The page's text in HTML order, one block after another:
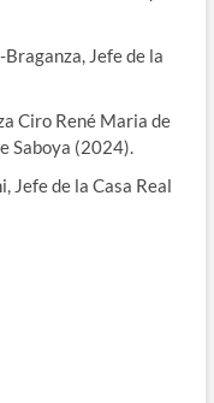
Jefe de la
Ciro René Maria de
Saboya (2024).
Jefe de la Casa Real